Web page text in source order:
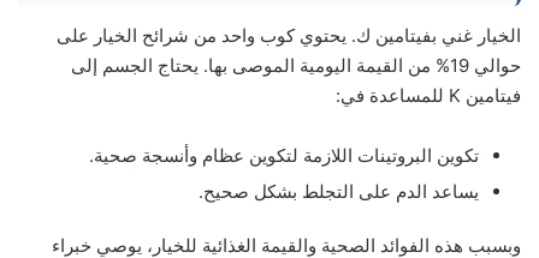
الخيار غني بفيتامين ك. يحتوي كوب واحد من شرائح الخيار على
حوالي 19% من القيمة اليومية الموصى بها. يحتاج الجسم إلى
فيتامين K للمساعدة في:
تكوين البروتينات اللازمة لتكوين عظام وأنسجة صحية.
يساعد الدم على التجلط بشكل صحيح.
وبسبب هذه الفوائد الصحية والقيمة الغذائية للخيار، يوصي خبراء